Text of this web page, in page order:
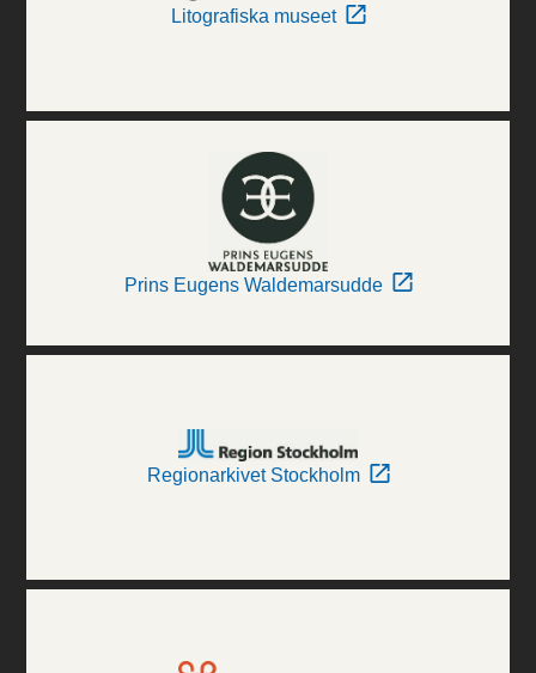
Litografiska museet
Prins Eugens Waldemarsudde
Regionarkivet Stockholm